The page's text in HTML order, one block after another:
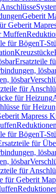
Geberit
Geberit
Muffen
für BögenT-
Kreuzstücke
Ersatzteile
lösbar
für
für Heizung
für
Mapress
Reduktionen
für BögenT-
für
lösbar
für
für Geberit